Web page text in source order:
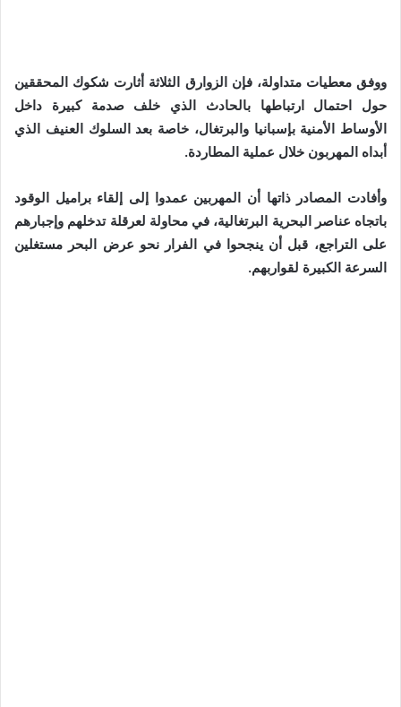
ووفق معطيات متداولة، فإن الزوارق الثلاثة أثارت شكوك المحققين
حول احتمال ارتباطها بالحادث الذي خلف صدمة كبيرة داخل
الأوساط الأمنية بإسبانيا والبرتغال، خاصة بعد السلوك العنيف الذي
أبداه المهربون خلال عملية المطاردة.
وأفادت المصادر ذاتها أن المهربين عمدوا إلى إلقاء براميل الوقود
باتجاه عناصر البحرية البرتغالية، في محاولة لعرقلة تدخلهم وإجبارهم
على التراجع، قبل أن ينجحوا في الفرار نحو عرض البحر مستغلين
السرعة الكبيرة لقواربهم.